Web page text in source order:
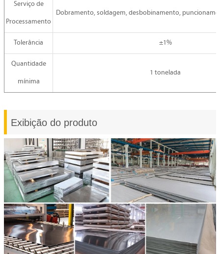
Serviço de
Processamento
Dobramento, soldagem, desbobinamento,
Tolerância ±1%
Quantidade
mínima
1 tonelada
Exibição do produto